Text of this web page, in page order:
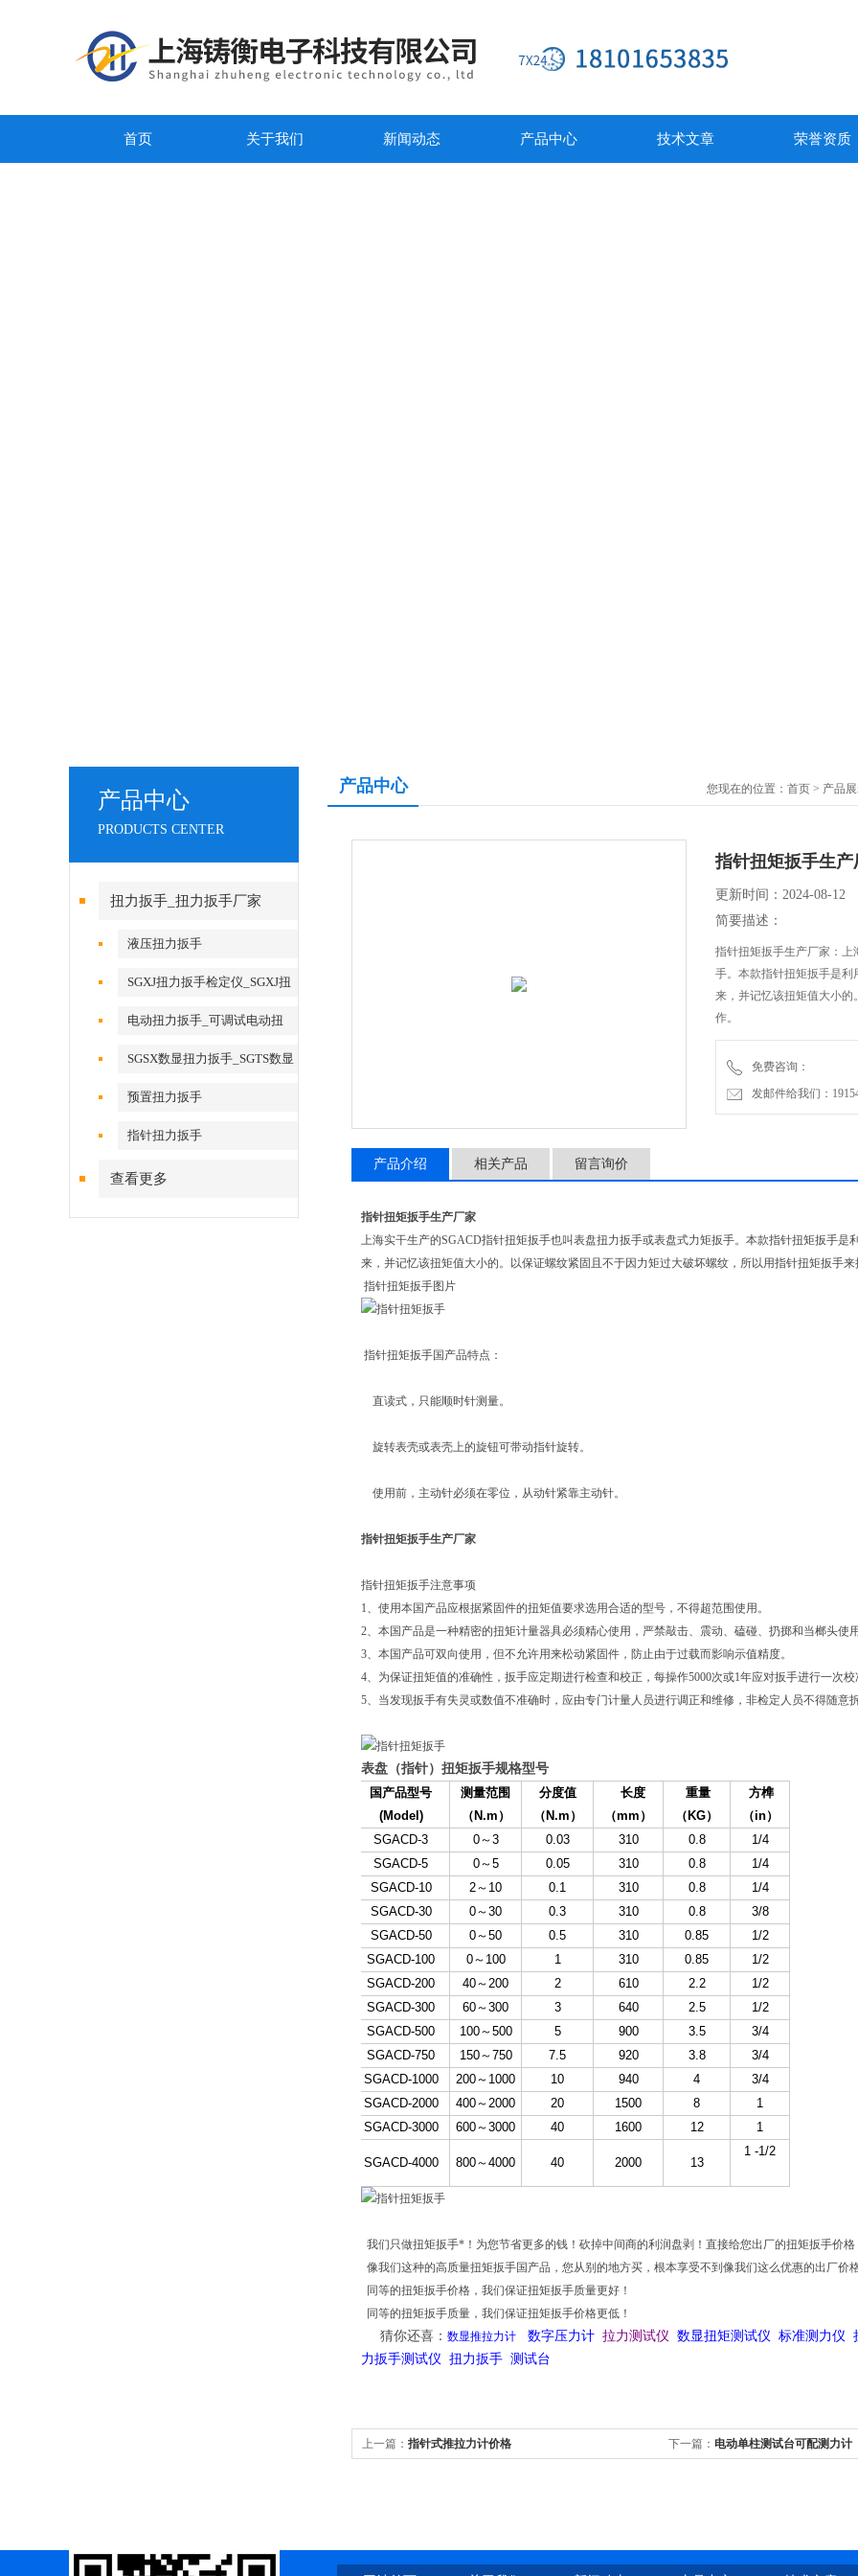
首页 关于我们 新闻动态 产品中心 技术文章 荣誉资质
产品中心
PRODUCTS CENTER
扭力扳手_扭力扳手厂家
液压扭力扳手
SGXJ扭力扳手检定仪_SGXJ扭
矩扳手检定仪
电动扭力扳手_可调试电动扭
SGSX数显扭力扳手_SGTS数显
扭力扳手
预置扭力扳手
指针扭力扳手
查看更多
产品中心 您现在的位置： 首页 > 产品
指针扭矩扳手生产
更新时间：2024-08-12
简要描述：
指针扭矩扳手生产厂家：上
手。本款指针扭矩扳手是利
来，并记忆该扭矩值大小
作。
免费咨询：
发邮件给我们：
产品介绍 相关产品 留言询价
指针扭矩扳手生产厂家
上海实干生产的SGACD指针扭矩扳手也叫表盘扭力扳手或表盘式力矩扳手。本款指针扭矩扳手
来，并记忆该扭矩值大小的。以保证螺纹紧固且不于因力矩过大破坏螺纹，所以用指针扭矩扳手来
指针扭矩扳手图片
指针扭矩扳手国产品特点：
直读式，只能顺时针测量。
旋转表壳或表壳上的旋钮可带动指针旋转。
使用前，主动针必须在零位，从动针紧靠主动针。
指针扭矩扳手生产厂家
指针扭矩扳手注意事项
1、使用本国产品应根据紧固件的扭矩值要求选用合适的型号，不得超范围使用。
2、本国产品是一种精密的扭矩计量器具必须精心使用，严禁敲击、震动、磕碰、扔掷和当榔头使
3、本国产品可双向使用，但不允许用来松动紧固件，防止由于过载而影响示值精度。
4、为保证扭矩值的准确性，扳手应定期进行检查和校正，每操作5000次或1年应对扳手进行一次校
5、当发现扳手有失灵或数值不准确时，应由专门计量人员进行调正和维修，非检定人员不得随意拆
表盘（指针）扭矩扳手规格型号
国产品型号
(Model)
测量范围
（N.m ）
分度值
（N.m ）
长度
（mm ）
重量
（KG）
方榫
（in）
SGACD-3
0～3 0.03 310 0.8
1/4
SGACD-5
0～5 0.05 310 0.8
1/4
SGACD-10
2～ 10 0.1 310 0.8
1/4
SGACD-30
0～30 0.3 310 0.8
3/8
SGACD-50
0～50 0.5 310 0.85
1/2
SGACD-100
0～ 100 1 310 0.85
1/2
SGACD-200
40～200 2 610 2.2
1/2
SGACD-300
60～300 3 640 2.5
1/2
SGACD-500
100～500 5 900 3.5
3/4
SGACD-750
150～750 7.5 920 3.8
3/4
SGACD-1000
200～ 1000 10 940 4
3/4
SGACD-2000
400～2000 20 1500 8
1
SGACD-3000
600～3000 40 1600 12 1
SGACD-4000 800～4000 40 2000 13
1 -1/2
我们只做扭矩扳手*！为您节省更多的钱！砍掉中间商的利润盘剥！直接给您出厂的扭矩扳手价格
像我们这种的高质量扭矩扳手国产品，您从别的地方买，根本享受不到像我们这么优惠的出厂价
同等的扭矩扳手价格，我们保证扭矩扳手质量更好！
同等的扭矩扳手质量，我们保证扭矩扳手价格更低！
猜你还喜： 数显推拉力计 数字压力计 拉力测试仪 数显扭矩测试仪 标准测力仪
力扳手测试仪 扭力扳手 测试台
上一篇： 指针式推拉力计价格 下一篇： 电动单柱测试台可配测力计